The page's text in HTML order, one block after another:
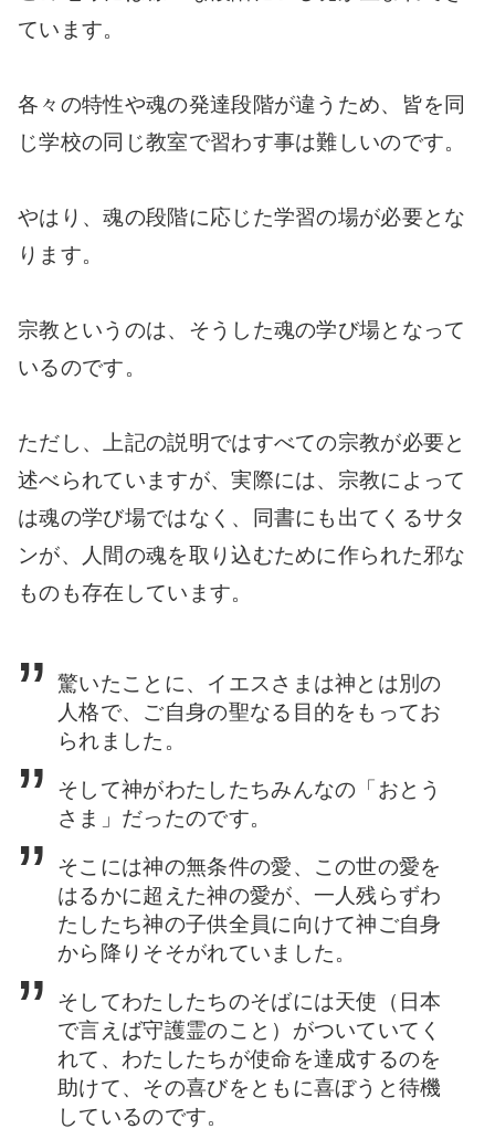
ています。
各々の特性や魂の発達段階が違うため、皆を同
じ学校の同じ教室で習わす事は難しいのです。
やはり、魂の段階に応じた学習の場が必要とな
ります。
宗教というのは、そうした魂の学び場となって
いるのです。
ただし、上記の説明ではすべての宗教が必要と
述べられていますが、実際には、宗教によって
は魂の学び場ではなく、同書にも出てくるサタ
ンが、人間の魂を取り込むために作られた邪な
ものも存在しています。
驚いたことに、イエスさまは神とは別の
人格で、ご自身の聖なる目的をもってお
られました。
そして神がわたしたちみんなの「おとう
さま」だったのです。
そこには神の無条件の愛、この世の愛を
はるかに超えた神の愛が、一人残らずわ
たしたち神の子供全員に向けて神ご自身
から降りそそがれていました。
そしてわたしたちのそばには天使（日本
で言えば守護霊のこと）がついていてく
れて、わたしたちが使命を達成するのを
助けて、その喜びをともに喜ぼうと待機
しているのです。